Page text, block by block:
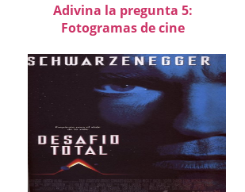
Adivina la pregunta 5:
Fotogramas de cine